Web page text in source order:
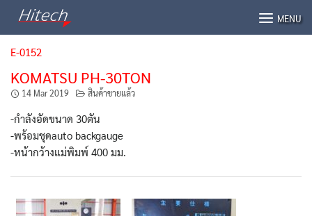
MENU
E-0152
KOMATSU PH-30TON
14 Mar 2019 สินค้าขายแล้ว
-กำลังอัดขนาด 30ตัน
-พร้อมชุดauto backgauge
-หน้ากว้างแม่พิมพ์ 400 มม.